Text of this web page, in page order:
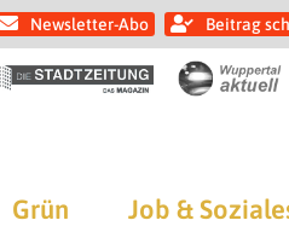
Newsletter-Abo Beitrag
Grün Job &